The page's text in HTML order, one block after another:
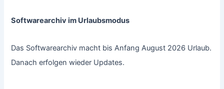
Softwarearchiv im Urlaubsmodus
Das Softwarearchiv macht bis Anfang August 2026 Urlaub.
Danach erfolgen wieder Updates.